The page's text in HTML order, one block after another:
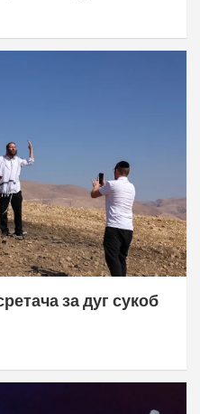
за дуг сукоб